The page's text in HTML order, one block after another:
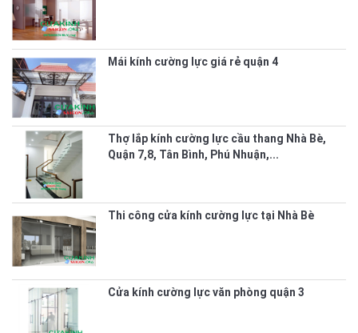
Mái kính cường lực giá rẻ quận 4
Thợ lắp kính cường lực cầu thang Nhà Bè,
Quận 7,8, Tân Bình, Phú Nhuận,...
Thi công cửa kính cường lực tại Nhà Bè
Cửa kính cường lực văn phòng quận 3